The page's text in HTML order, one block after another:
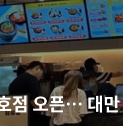
점 오픈… 대